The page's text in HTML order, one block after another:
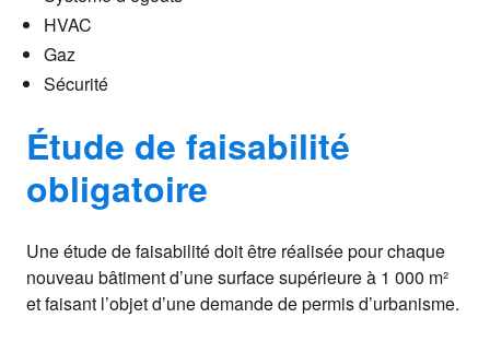
HVAC
Gaz
Sécurité
Étude de faisabilité
obligatoire
Une étude de faisabilité doit être réalisée pour chaque
nouveau bâtiment d’une surface supérieure à 1 000 m²
et faisant l’objet d’une demande de permis d’urbanisme.